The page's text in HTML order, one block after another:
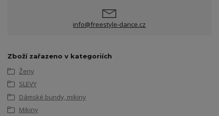
info@freestyle-dance.cz
Zboží zařazeno v kategoriích
Ženy
SLEVY
Dámské bundy, mikiny
Mikiny